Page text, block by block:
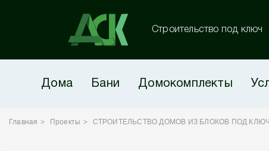
Строительство под ключ
Дома Бани Домокомплекты
Главная Проекты СТРОИТЕЛЬСТВО ДОМОВ ИЗ БЛОКОВ ПОД КЛЮЧ